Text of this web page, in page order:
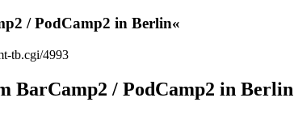
/ PodCamp2 in Berlin«
tb.cgi/4993
BarCamp2 / PodCamp2 in